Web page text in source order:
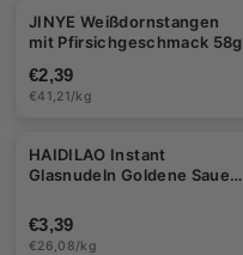
JINYE Weißdornstangen
mit Pfirsichgeschmack 58g
€2,39
€41,21/kg
HAIDILAO Instant
Glasnudeln Goldene Sauer-
€3,39
€26,08/kg